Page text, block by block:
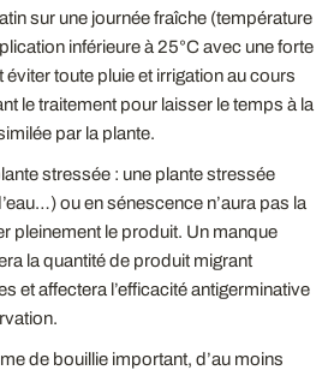
sur une journée fraîche (température
inférieure à 25°C avec une forte
éviter toute pluie et irrigation au cours
le traitement pour laisser le temps à la
par la plante.
stressée : une plante stressée
ou en sénescence n’aura pas la
pleinement le produit. Un manque
la quantité de produit migrant
et affectera l’efficacité antigerminative
de bouillie important, d’au moins